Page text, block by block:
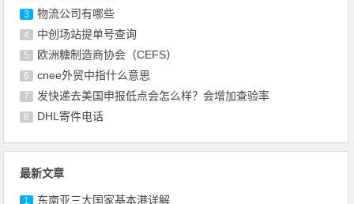
3 物流公司有哪些
4 中创场站提单号查询
5 欧洲糖制造商协会（CEFS）
6 cnee外贸中指什么意思
7 发快递去美国申报低点会怎么样？会增加查验率
8 DHL寄件电话
最新文章
1 东南亚三大国家基本港详解